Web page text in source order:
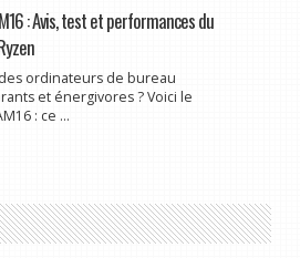
: Avis, test et performances du
ordinateurs de bureau
et énergivores ? Voici le
: ce ...